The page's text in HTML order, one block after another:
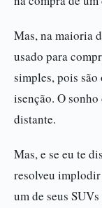
Mas, na maioria
usado para
simples, pois são
isenção. O
distante.
Mas, e se eu te
resolveu implodir
um de seus